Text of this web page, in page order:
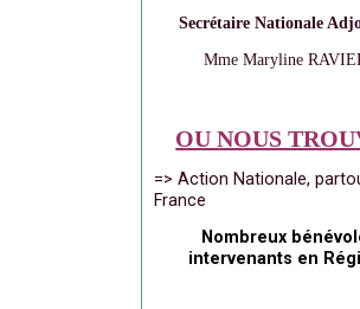
Secrétaire Nationale
Mme Maryline
OU NOUS
=> Action Nationale,
France
Nombreux
intervenants en